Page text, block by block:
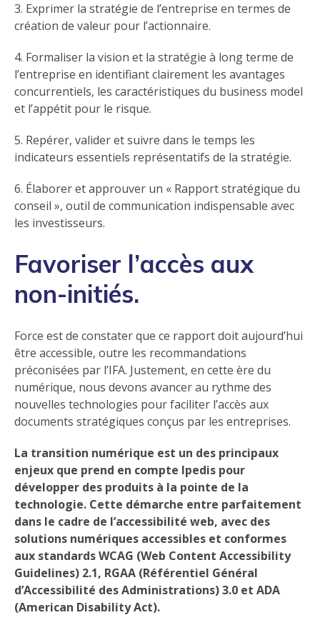
3. Exprimer la stratégie de l’entreprise en termes de
création de valeur pour l’actionnaire.
4. Formaliser la vision et la stratégie à long terme de
l’entreprise en identifiant clairement les avantages
concurrentiels, les caractéristiques du business model
et l’appétit pour le risque.
5. Repérer, valider et suivre dans le temps les
indicateurs essentiels représentatifs de la stratégie.
6. Élaborer et approuver un « Rapport stratégique du
conseil », outil de communication indispensable avec
les investisseurs.
Favoriser l’accès aux
non-initiés.
Force est de constater que ce rapport doit aujourd’hui
être accessible, outre les recommandations
préconisées par l’IFA. Justement, en cette ère du
numérique, nous devons avancer au rythme des
nouvelles technologies pour faciliter l’accès aux
documents stratégiques conçus par les entreprises.
La transition numérique est un des principaux
enjeux que prend en compte Ipedis pour
développer des produits à la pointe de la
technologie. Cette démarche entre parfaitement
dans le cadre de l’accessibilité web, avec des
solutions numériques accessibles et conformes
aux standards WCAG (Web Content Accessibility
Guidelines) 2.1, RGAA (Référentiel Général
d’Accessibilité des Administrations) 3.0 et ADA
(American Disability Act).